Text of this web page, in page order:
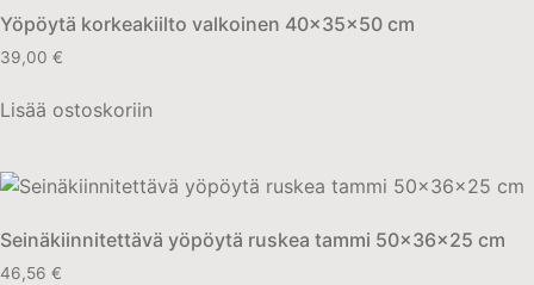
Yöpöytä korkeakiilto valkoinen 40x35x50 cm
39,00 €
Lisää ostoskoriin
Seinäkiinnitettävä yöpöytä ruskea tammi 50x36x25 cm
46,56 €